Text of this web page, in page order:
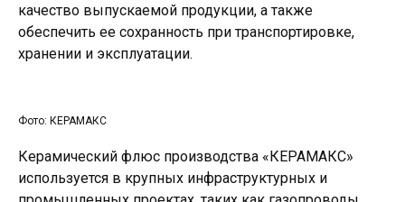
качество выпускаемой продукции, а также
обеспечить ее сохранность при транспортировке,
хранении и эксплуатации.
Фото: КЕРАМАКС
Керамический флюс производства «КЕРАМАКС»
используется в крупных инфраструктурных и